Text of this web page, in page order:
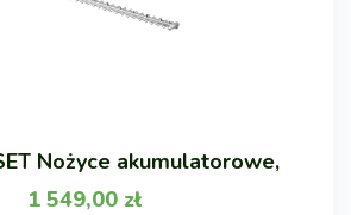
Nożyce akumulatorowe,
1 549,00 zł